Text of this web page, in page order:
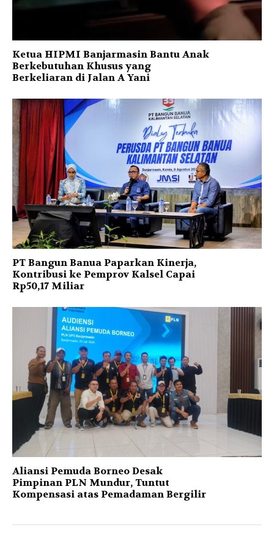
Ketua HIPMI Banjarmasin Bantu Anak
Berkebutuhan Khusus yang
Berkeliaran di Jalan A Yani
PT Bangun Banua Paparkan Kinerja,
Kontribusi ke Pemprov Kalsel Capai
Rp50,17 Miliar
Aliansi Pemuda Borneo Desak
Pimpinan PLN Mundur, Tuntut
Kompensasi atas Pemadaman Bergilir